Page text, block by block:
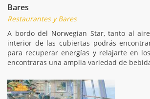
Bares
Restaurantes y Bares
A bordo del Norwegian Star, tanto al
interior de las cubiertas podrás
para recuperar energías y relajarte en
encontraras una amplia variedad de